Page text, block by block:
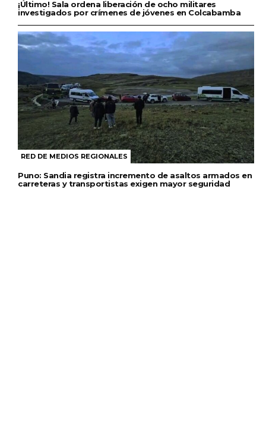
¡Último! Sala ordena liberación de ocho militares
investigados por crímenes de jóvenes en Colcabamba
RED DE MEDIOS REGIONALES
Puno: Sandia registra incremento de asaltos armados en
carreteras y transportistas exigen mayor seguridad